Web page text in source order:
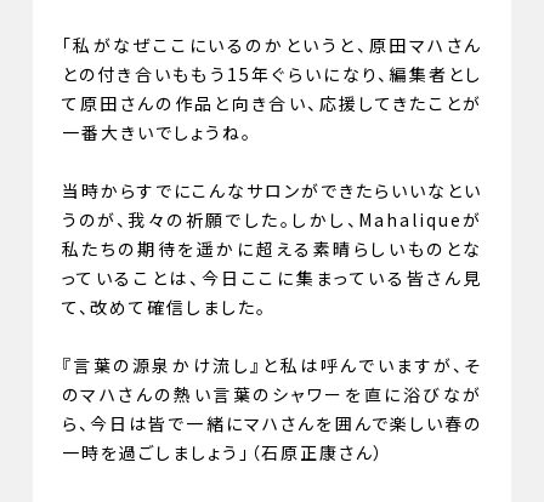
「私がなぜここにいるのかというと、原田マハさん
との付き合いももう15年ぐらいになり、編集者とし
て原田さんの作品と向き合い、応援してきたことが
一番大きいでしょうね。
当時からすでにこんなサロンができたらいいなとい
うのが、我々の祈願でした。しかし、Mahaliqueが
私たちの期待を遥かに超える素晴らしいものとな
っていることは、今日ここに集まっている皆さん見
て、改めて確信しました。
『言葉の源泉かけ流し』と私は呼んでいますが、そ
のマハさんの熱い言葉のシャワーを直に浴びなが
ら、今日は皆で一緒にマハさんを囲んで楽しい春の
一時を過ごしましょう」（石原正康さん）